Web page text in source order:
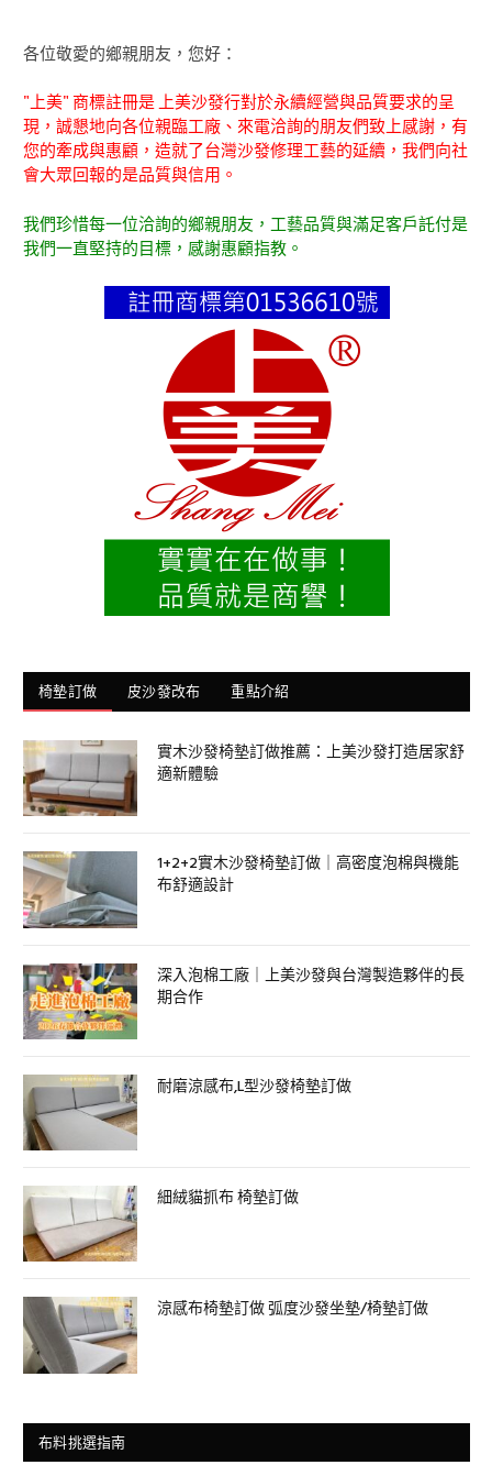
各位敬愛的鄉親朋友，您好：
"上美" 商標註冊是 上美沙發行對於永續經營與品質要求的呈
現，誠懇地向各位親臨工廠、來電洽詢的朋友們致上感謝，有
您的牽成與惠顧，造就了台灣沙發修理工藝的延續，我們向社
會大眾回報的是品質與信用。
我們珍惜每一位洽詢的鄉親朋友，工藝品質與滿足客戶託付是
我們一直堅持的目標，感謝惠顧指教。
椅墊訂做 皮沙發改布 重點介紹
實木沙發椅墊訂做推薦：上美沙發打造居家舒
適新體驗
1+2+2實木沙發椅墊訂做｜高密度泡棉與機能
布舒適設計
深入泡棉工廠｜上美沙發與台灣製造夥伴的長
期合作
耐磨涼感布,L型沙發椅墊訂做
細絨貓抓布 椅墊訂做
涼感布椅墊訂做 弧度沙發坐墊/椅墊訂做
布料挑選指南